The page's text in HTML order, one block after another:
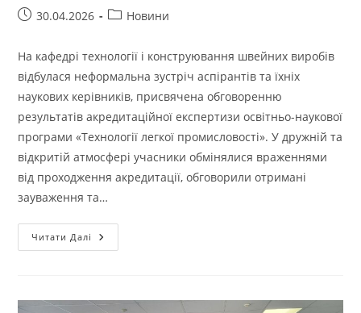
Запис30.04.2026
Категорія
Новини
На кафедрі технології і конструювання швейних виробів
відбулася неформальна зустріч аспірантів та їхніх
наукових керівників, присвячена обговоренню
результатів акредитаційної експертизи освітньо-наукової
програми «Технології легкої промисловості». У дружній та
відкритій атмосфері учасники обмінялися враженнями
від проходження акредитації, обговорили отримані
зауваження та…
Читати Далі НЕФОРМАЛЬНА
ЗУСТРІЧ-